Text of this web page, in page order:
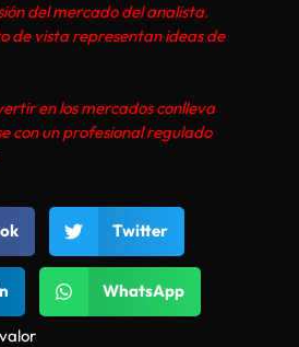
del mercado del analista.
de vista representan ideas de
en los mercados conlleva
con un profesional regulado
Twitter
WhatsApp